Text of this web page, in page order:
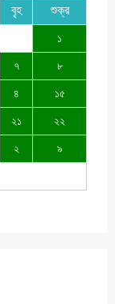
বৃহ শুক্র
১
৭ ৮
৪ ১৫
২১ ২২
২ ৯